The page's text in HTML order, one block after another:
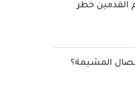
القدمين خطر
المشيمة؟